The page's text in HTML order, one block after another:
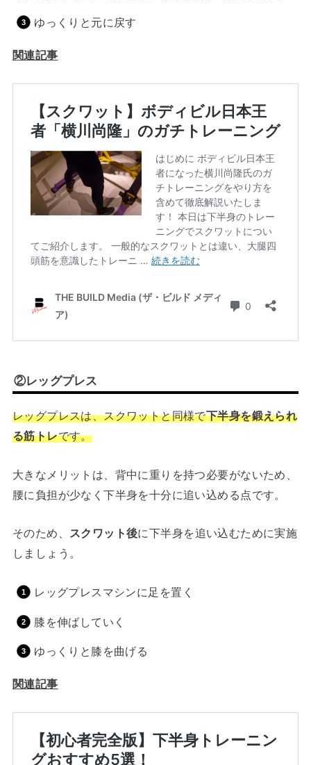
ゆっくりと元に戻す
関連記事
②レッグプレス
レッグプレスは、スクワットと同様で下半身を鍛えられ
る筋トレです。
大きなメリットは、背中に重りを持つ必要がないため、
腰に負担が少なく下半身を十分に追い込める点です。
そのため、 スクワット後に下半身を追い込むために実施
しましょう。
レッグプレスマシンに足を置く
膝を伸ばしていく
ゆっくりと膝を曲げる
関連記事